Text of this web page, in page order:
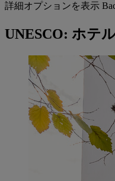
詳細オプションを表示
UNESCO: ホテ